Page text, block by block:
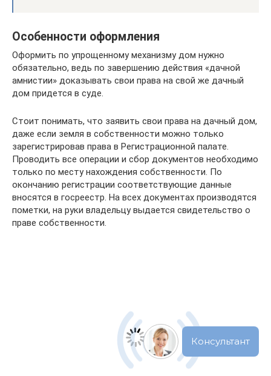
Особенности оформления
Оформить по упрощенному механизму дом нужно
обязательно, ведь по завершению действия «дачной
амнистии» доказывать свои права на свой же дачный
дом придется в суде.
Стоит понимать, что заявить свои права на дачный дом,
даже если земля в собственности можно только
зарегистрировав права в Регистрационной палате.
Проводить все операции и сбор документов необходимо
только по месту нахождения собственности. По
окончанию регистрации соответствующие данные
вносятся в госреестр. На всех документах производятся
пометки, на руки владельцу выдается свидетельство о
праве собственности.